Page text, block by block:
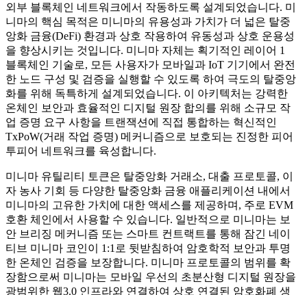
외부 블록체인 네트워크에서 작동하도록 설계되었습니다. 미
니마의 핵심 목적은 미니마의 유용성과 가치가 더 넓은 탈중
앙화 금융(DeFi) 환경과 상호 작용하여 유동성과 상호 운용성
을 향상시키는 것입니다. 미니마 자체는 획기적인 레이어 1
블록체인 기술로, 모든 사용자가 모바일과 IoT 기기에서 완전
한 노드 구성 및 검증을 실행할 수 있도록 하여 극도의 탈중앙
화를 위해 독특하게 설계되었습니다. 이 아키텍처는 강력한
온체인 보안과 효율적인 디지털 원장 합의를 위해 소규모 작
업 증명 요구 사항을 트랜잭션에 직접 통합하는 혁신적인
TxPoW(거래 작업 증명) 메커니즘으로 보호되는 진정한 피어
투피어 네트워크를 육성합니다.
미니마 유틸리티 토큰은 탈중앙화 거래소, 대출 프로토콜, 이
자 농사 기회 등 다양한 탈중앙화 금융 애플리케이션 내에서
미니마의 고유한 가치에 대한 액세스를 제공하며, 주로 EVM
호환 체인에서 사용할 수 있습니다. 일반적으로 미니마는 보
안 브리징 메커니즘 또는 스마트 컨트랙트를 통해 잠긴 네이
티브 미니마 코인이 1:1로 뒷받침하여 암호학적 보안과 투명
한 온체인 검증을 보장합니다. 미니마 프로토콜의 범위를 확
장함으로써 미니마는 모바일 우선의 초분산형 디지털 원장을
광범위한 웹3.0 인프라와 연결하여 상호 연결된 암호화폐 생